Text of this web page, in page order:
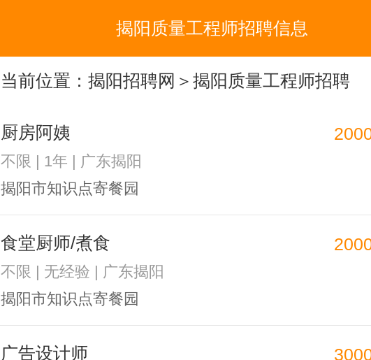
揭阳质量工程师招聘信息
当前位置： 揭阳招聘网 ＞揭阳质量工程师招聘
厨房阿姨
不限 | 1年 | 广东揭阳
揭阳市知识点寄餐园
食堂厨师/煮食
不限 | 无经验 | 广东揭阳
揭阳市知识点寄餐园
广告设计师